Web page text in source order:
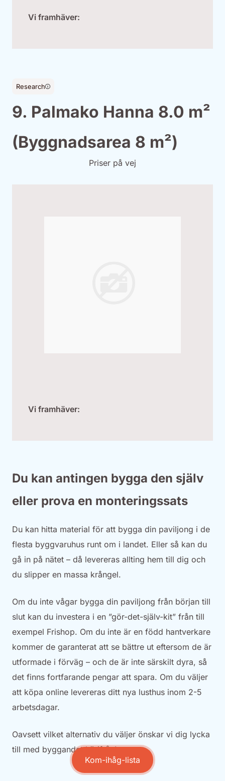
Vi framhäver:
Research
9. Palmako Hanna 8.0 m²
(Byggnadsarea 8 m²)
Priser på vej
Vi framhäver:
Du kan antingen bygga den själv
eller prova en monteringssats
Du kan hitta material för att bygga din paviljong i de
flesta byggvaruhus runt om i landet. Eller så kan du
gå in på nätet – då levereras allting hem till dig och
du slipper en massa krångel.
Om du inte vågar bygga din paviljong från början till
slut kan du investera i en ”gör-det-själv-kit” från till
exempel Frishop. Om du inte är en född hantverkare
kommer de garanterat att se bättre ut eftersom de är
utformade i förväg – och de är inte särskilt dyra, så
det finns fortfarande pengar att spara. Om du väljer
att köpa online levereras ditt nya lusthus inom 2-5
arbetsdagar.
Oavsett vilket alternativ du väljer önskar vi dig lycka
till med byggandet härifrån!
Kom-ihåg-lista